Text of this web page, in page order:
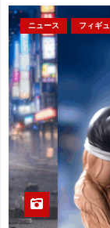
ニュース フィギ